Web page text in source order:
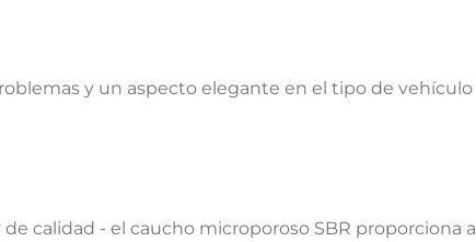
y un aspecto elegante en el tipo de vehículo
calidad - el caucho microporoso SBR proporciona a